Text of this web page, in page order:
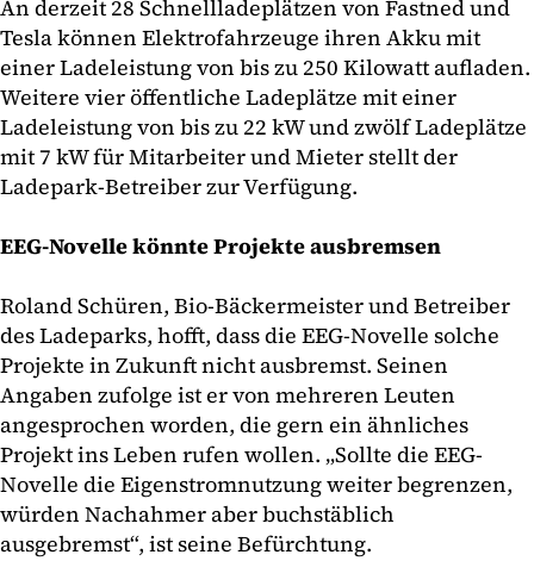
An derzeit 28 Schnellladeplätzen von Fastned und
Tesla können Elektrofahrzeuge ihren Akku mit
einer Ladeleistung von bis zu 250 Kilowatt aufladen.
Weitere vier öffentliche Ladeplätze mit einer
Ladeleistung von bis zu 22 kW und zwölf Ladeplätze
mit 7 kW für Mitarbeiter und Mieter stellt der
Ladepark-Betreiber zur Verfügung.
EEG-Novelle könnte Projekte ausbremsen
Roland Schüren, Bio-Bäckermeister und Betreiber
des Ladeparks, hofft, dass die EEG-Novelle solche
Projekte in Zukunft nicht ausbremst. Seinen
Angaben zufolge ist er von mehreren Leuten
angesprochen worden, die gern ein ähnliches
Projekt ins Leben rufen wollen. „Sollte die EEG-
Novelle die Eigenstromnutzung weiter begrenzen,
würden Nachahmer aber buchstäblich
ausgebremst“, ist seine Befürchtung.